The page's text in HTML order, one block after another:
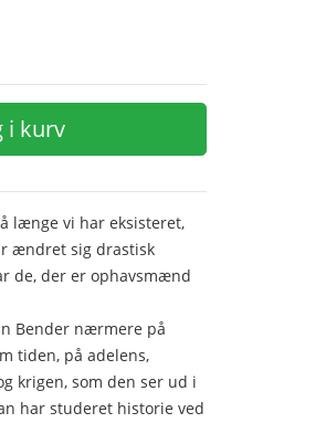
i kurv
længe vi har eksisteret,
ændret sig drastisk
de, der er ophavsmænd
Bender nærmere på
tiden, på adelens,
krigen, som den ser ud i
har studeret historie ved